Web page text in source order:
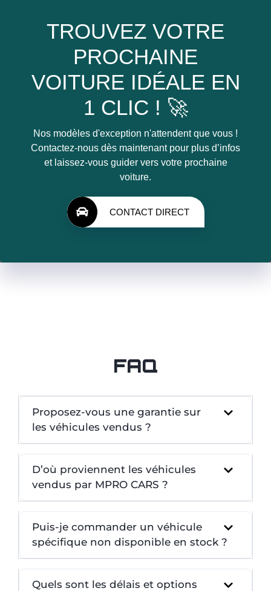
TROUVEZ VOTRE
PROCHAINE
VOITURE IDÉALE EN
1 CLIC ! 🚀
Nos modèles d'exception n'attendent que vous !
Contactez-nous dès maintenant pour plus d’infos
et laissez-vous guider vers votre prochaine
voiture.
CONTACT DIRECT
FAQ
Proposez-vous une garantie sur
les véhicules vendus ?
D’où proviennent les véhicules
vendus par MPRO CARS ?
Puis-je commander un véhicule
spécifique non disponible en stock ?
Quels sont les délais et options